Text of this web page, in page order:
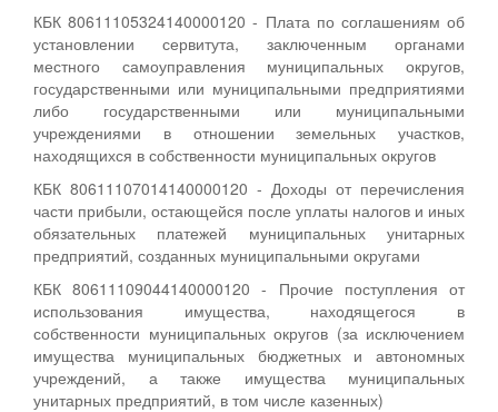
КБК 80611105324140000120 - Плата по соглашениям об
установлении сервитута, заключенным органами
местного самоуправления муниципальных округов,
государственными или муниципальными предприятиями
либо государственными или муниципальными
учреждениями в отношении земельных участков,
находящихся в собственности муниципальных округов
КБК 80611107014140000120 - Доходы от перечисления
части прибыли, остающейся после уплаты налогов и иных
обязательных платежей муниципальных унитарных
предприятий, созданных муниципальными округами
КБК 80611109044140000120 - Прочие поступления от
использования имущества, находящегося в
собственности муниципальных округов (за исключением
имущества муниципальных бюджетных и автономных
учреждений, а также имущества муниципальных
унитарных предприятий, в том числе казенных)